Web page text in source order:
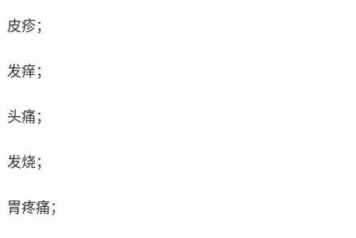
皮疹；
发痒；
头痛；
发烧；
胃疼痛；